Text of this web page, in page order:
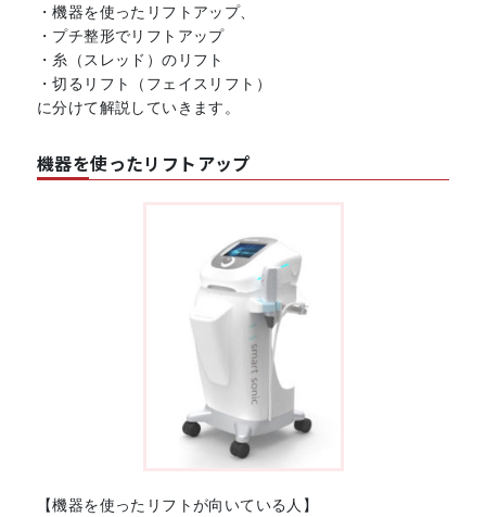
・機器を使ったリフトアップ、
・プチ整形でリフトアップ
・糸（スレッド）のリフト
・切るリフト（フェイスリフト）
に分けて解説していきます。
機器を使ったリフトアップ
【機器を使ったリフトが向いている人】